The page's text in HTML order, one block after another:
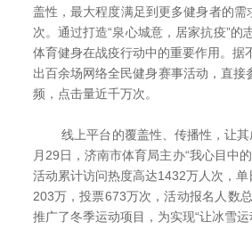
盖性，最大程度满足到更多健身者的
次。通过打造“泉心城意，居家抗疫”
体育健身在战疫行动中的重要作用。
出百余场网络全民健身赛事活动，直
频，点击量近千万次。
线上平台的覆盖性、传播性，让其
月29日，济南市体育局主办“我心目中
活动累计访问热度高达1432万人次，
203万，投票673万次，活动报名人数
推广了冬季运动项目，为实现“让冰雪